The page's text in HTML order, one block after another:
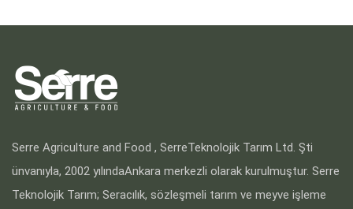
Serre Agriculture and Food , SerreTeknolojik Tarım Ltd. Şti
ünvanıyla, 2002 yılındaAnkara merkezli olarak kurulmuştur. Serre
Teknolojik Tarım; Seracılık, sözleşmeli tarım ve meyve işleme